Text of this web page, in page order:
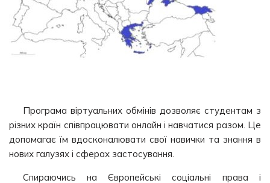
Програма віртуальних обмінів дозволяє студентам з
різних країн співпрацювати онлайн і навчатися разом. Це
допомагає їм вдосконалювати свої навички та знання в
нових галузях і сферах застосування.
Спираючись на Європейські соціальні права і